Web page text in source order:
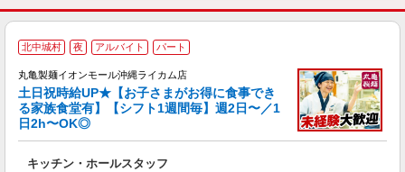
北中城村 夜 アルバイト パート
丸亀製麺イオンモール沖縄ライカム店
土日祝時給UP★【お子さまがお得に食事でき
る家族食堂有】【シフト1週間毎】週2日〜／1
日2h〜OK◎
キッチン・ホールスタッフ